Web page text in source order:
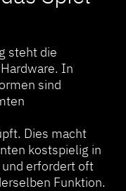
steht die
In
sind
Dies macht
kostspielig in
erfordert oft
Funktion.